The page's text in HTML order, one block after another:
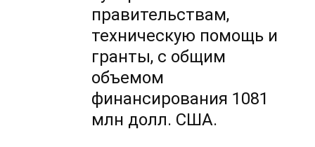
правительствам,
техническую помощь и
гранты, с общим
объемом
финансирования 1081
млн долл. США.